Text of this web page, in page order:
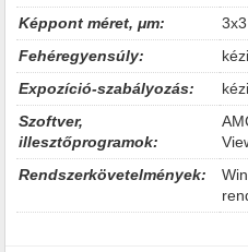
Képpont méret, μm:
3x3
Fehéregyensúly:
kézi
Expozíció-szabályozás:
kézi
Szoftver,
illesztőprogramok:
Rendszerkövetelmények: